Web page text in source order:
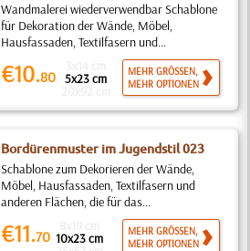
Wandmalerei wiederverwendbar Schablone
für Dekoration der Wände, Möbel,
Hausfassaden, Textilfasern und...
€10.80 5x23 cm
MEHR GRÖSSEN,
MEHR OPTIONEN
Bordürenmuster im Jugendstil 023
Schablone zum Dekorieren der Wände,
Möbel, Hausfassaden, Textilfasern und
anderen Flächen, die für das...
€11.70 10x23 cm
MEHR GRÖSSEN,
MEHR OPTIONEN